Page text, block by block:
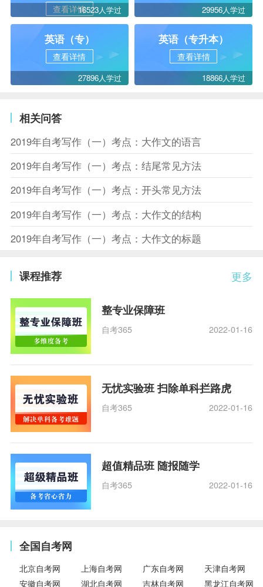
查看详情16523人学过 29956人学过
英语（专）
查看详情
27896人学过
英语（专升本）
查看详情
18866人学过
相关问答
2019年自考写作（一）考点：大作文的语言
2019年自考写作（一）考点：结尾常见方法
2019年自考写作（一）考点：开头常见方法
2019年自考写作（一）考点：大作文的结构
2019年自考写作（一）考点：大作文的标题
更多
课程推荐
整专业保障班
自考365 2022-01-16
无忧实验班 扫除单科拦路虎
自考365 2022-01-16
超值精品班 随报随学
自考365 2022-01-16
全国自考网
北京自考网 上海自考网 广东自考网
天津自考网
安徽自考网
湖北自考网 吉林自考网 黑龙江自考网